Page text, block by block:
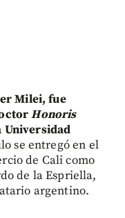
Milei, fue
Honoris
se entregó en el
de Cali como
de la Espriella,
argentino.